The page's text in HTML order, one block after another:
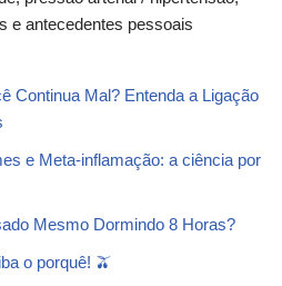
e antecedentes pessoais
Continua Mal? Entenda a Ligação
e Meta-inflamação: a ciência por
Mesmo Dormindo 8 Horas?
o porquê! 🫒